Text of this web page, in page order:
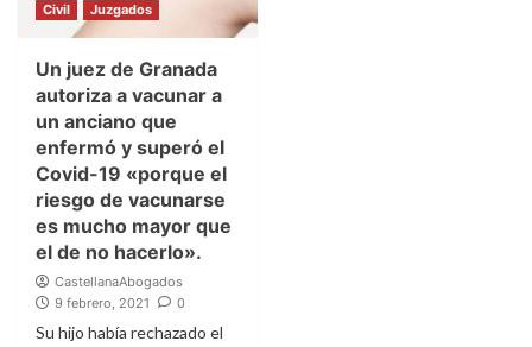
Civil Juzgados
Un juez de Granada
autoriza a vacunar a
un anciano que
enfermó y superó el
Covid-19 «porque el
riesgo de vacunarse
es mucho mayor que
el de no hacerlo».
CastellanaAbogados
9 febrero, 2021
0
Su hijo había rechazado el